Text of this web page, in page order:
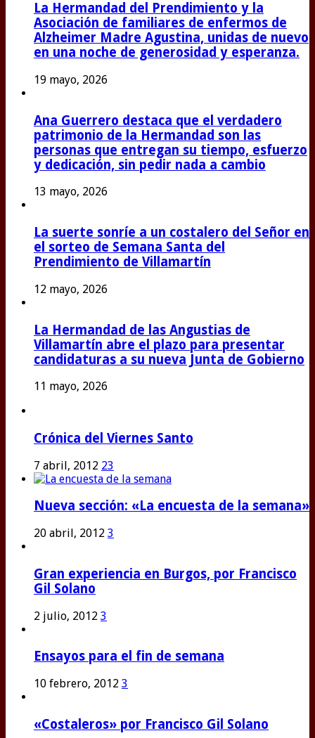
La Hermandad del Prendimiento y la
Asociación de familiares de enfermos de
Alzheimer Madre Agustina, unidas de nuevo
en una noche de generosidad y esperanza.
19 mayo, 2026
Ana Guerrero destaca que el verdadero
patrimonio de la Hermandad son las
personas que entregan su tiempo, esfuerzo
y dedicación, sin pedir nada a cambio
13 mayo, 2026
La suerte sonríe a un costalero del Señor en
el sorteo de Semana Santa del
Prendimiento de Villamartín
12 mayo, 2026
La Hermandad de las Angustias de
Villamartín abre el plazo para presentar
candidaturas a su nueva Junta de Gobierno
11 mayo, 2026
Crónica del Viernes Santo
7 abril, 2012 23
Nueva sección: «La encuesta de la semana»
20 abril, 2012 3
Gran experiencia en Burgos, por Francisco
Gil Solano
2 julio, 2012 3
Ensayos para el fin de semana
10 febrero, 2012 3
«Costaleros» por Francisco Gil Solano